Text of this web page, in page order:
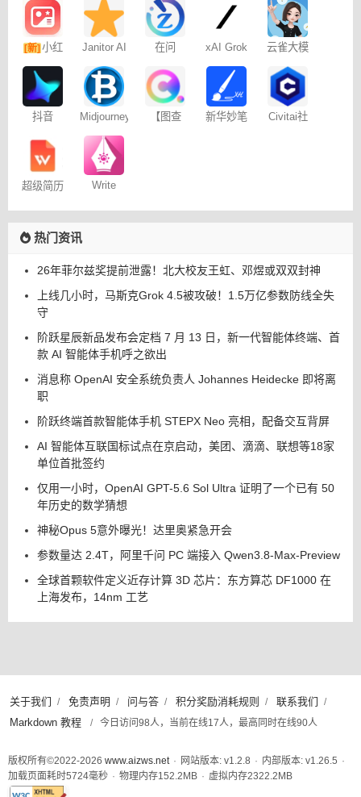
[新]小红
记
Janitor AI
聊天
在问 xAI Grok
云雀大模
抖音
– 免费
Midjourney
（咒语）
生成器
【图查
新华妙笔
Civitai社
超级简历
Write
热门资讯
26年菲尔兹奖提前泄露！北大校友王虹、邓煜或双双封神
上线几小时，马斯克Grok 4.5被攻破！1.5万亿参数防线全失
守
阶跃星辰新品发布会定档 7 月 13 日，新一代智能体终端、首
款 AI 智能体手机呼之欲出
消息称 OpenAI 安全系统负责人 Johannes Heidecke 即将离
职
阶跃终端首款智能体手机 STEPX Neo 亮相，配备交互背屏
AI 智能体互联国标试点在京启动，美团、滴滴、联想等18家
单位首批签约
仅用一小时，OpenAI GPT-5.6 Sol Ultra 证明了一个已有 50
年历史的数学猜想
神秘Opus 5意外曝光！达里奥紧急开会
参数量达 2.4T，阿里千问 PC 端接入 Qwen3.8-Max-Preview
全球首颗软件定义近存计算 3D 芯片：东方算芯 DF1000 在
上海发布，14nm 工艺
关于我们 / 免责声明 / 问与答 / 积分奖励消耗规则 / 联系我们 /
Markdown 教程 / 今日访问98人，当前在线17人，最高同时在线90人
版权所有©2022-2026 www.aizws.net · 网站版本: v1.2.8 · 内部版本: v1.26.5 ·
加载页面耗时5724毫秒 · 物理内存152.2 MB · 虚拟内存2322.2 MB